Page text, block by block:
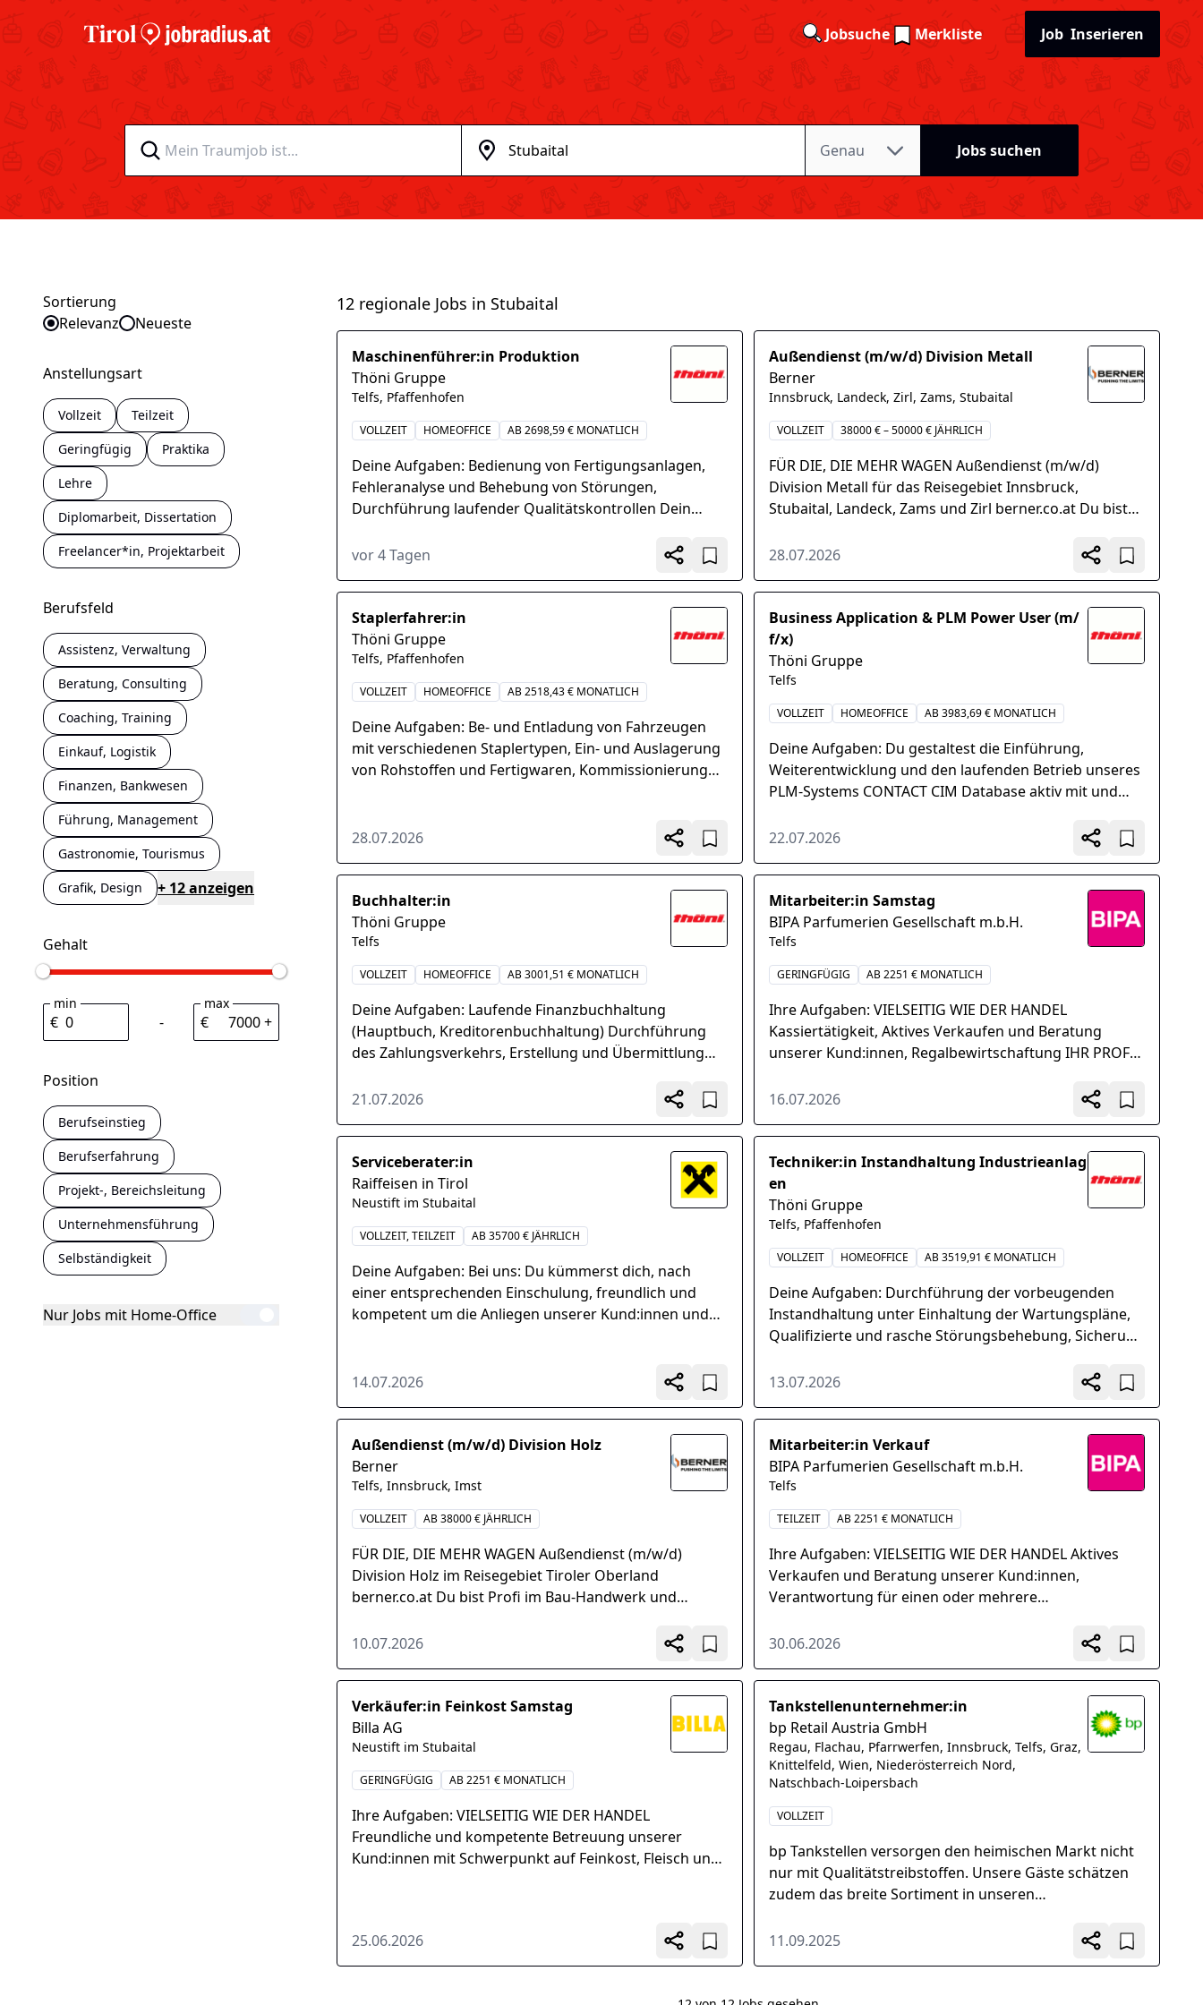
Jobsuche Merkliste Job Inserieren
Genau Jobs suchen
Sortierung
Sortieren nach
Relevanz Neueste
Anstellungsart
Vollzeit
Teilzeit
Geringfügig
Praktika
Lehre
Diplomarbeit, Dissertation
Freelancer*in, Projektarbeit
Berufsfeld
Assistenz, Verwaltung
Beratung, Consulting
Coaching, Training
Einkauf, Logistik
Finanzen, Bankwesen
Führung, Management
Gastronomie, Tourismus
Grafik, Design
+ 12 anzeigen
Gehalt
€
min
- € +
max
Position
Berufseinstieg
Berufserfahrung
Projekt-, Bereichsleitung
Unternehmensführung
Selbständigkeit
Nur Jobs mit Home-Office
12 regionale Jobs in Stubaital
Maschinenführer:in Produktion
Thöni Gruppe
Telfs, Pfaffenhofen
VOLLZEIT HOMEOFFICE AB 2698,59 € MONATLICH
Deine Aufgaben: Bedienung von Fertigungsanlagen,
Fehleranalyse und Behebung von Störungen,
Durchführung laufender Qualitätskontrollen Dein
Ausbildung: Maschinenbautechnik...
vor 4 Tagen
Außendienst (m/w/d) Division Metall
Berner
Innsbruck, Landeck, Zirl, Zams, Stubaital
VOLLZEIT 38000 € – 50000 € JÄHRLICH
FÜR DIE, DIE MEHR WAGEN Außendienst (m/w/d)
Division Metall für das Reisegebiet Innsbruck,
Stubaital, Landeck, Zams und Zirl berner.co.at Du bist
28.07.2026
Staplerfahrer:in
Thöni Gruppe
Telfs, Pfaffenhofen
VOLLZEIT HOMEOFFICE AB 2518,43 € MONATLICH
Deine Aufgaben: Be- und Entladung von Fahrzeugen
mit verschiedenen Staplertypen, Ein- und Auslagerung
von Rohstoffen und Fertigwaren, Kommissionierung
28.07.2026
Business Application & PLM Power User (m/
f/x)
Thöni Gruppe
Telfs
VOLLZEIT HOMEOFFICE AB 3983,69 € MONATLICH
Deine Aufgaben: Du gestaltest die Einführung,
Weiterentwicklung und den laufenden Betrieb unseres
PLM-Systems CONTACT CIM Database aktiv mit und
vernetzt Fachbereiche...
22.07.2026
Buchhalter:in
Thöni Gruppe
Telfs
VOLLZEIT HOMEOFFICE AB 3001,51 € MONATLICH
Deine Aufgaben: Laufende Finanzbuchhaltung
(Hauptbuch, Kreditorenbuchhaltung) Durchführung
des Zahlungsverkehrs, Erstellung und Übermittlung
etc.) Kontenabstimmung...
21.07.2026
Mitarbeiter:in Samstag
BIPA Parfumerien Gesellschaft m.b.H.
Telfs
GERINGFÜGIG AB 2251 € MONATLICH
Ihre Aufgaben: VIELSEITIG WIE DER HANDEL
Kassiertätigkeit, Aktives Verkaufen und Beratung
unserer Kund:innen, Regalbewirtschaftung IHR PROFIL
von Vorteil, Begeisterung...
16.07.2026
Serviceberater:in
Raiffeisen in Tirol
Neustift im Stubaital
VOLLZEIT, TEILZEIT AB 35700 € JÄHRLICH
Deine Aufgaben: Bei uns: Du kümmerst dich, nach
einer entsprechenden Einschulung, freundlich und
kompetent um die Anliegen unserer Kund:innen und
14.07.2026
Techniker:in Instandhaltung Industrieanlag
en
Thöni Gruppe
Telfs, Pfaffenhofen
VOLLZEIT HOMEOFFICE AB 3519,91 € MONATLICH
Deine Aufgaben: Durchführung der vorbeugenden
Instandhaltung unter Einhaltung der Wartungspläne,
Qualifizierte und rasche Störungsbehebung, Sicherung
laufend...
13.07.2026
Außendienst (m/w/d) Division Holz
Berner
Telfs, Innsbruck, Imst
VOLLZEIT AB 38000 € JÄHRLICH
FÜR DIE, DIE MEHR WAGEN Außendienst (m/w/d)
Division Holz im Reisegebiet Tiroler Oberland
berner.co.at Du bist Profi im Bau-Handwerk und
10.07.2026
Mitarbeiter:in Verkauf
BIPA Parfumerien Gesellschaft m.b.H.
Telfs
TEILZEIT AB 2251 € MONATLICH
Ihre Aufgaben: VIELSEITIG WIE DER HANDEL Aktives
Verkaufen und Beratung unserer Kund:innen,
Verantwortung für einen oder mehrere
Warenpräsentation und Regalbewirtschaftung...
30.06.2026
Verkäufer:in Feinkost Samstag
Billa AG
Neustift im Stubaital
GERINGFÜGIG AB 2251 € MONATLICH
Ihre Aufgaben: VIELSEITIG WIE DER HANDEL
Freundliche und kompetente Betreuung unserer
Kund:innen mit Schwerpunkt auf Feinkost, Fleisch und
25.06.2026
Tankstellenunternehmer:in
bp Retail Austria GmbH
Regau, Flachau, Pfarrwerfen, Innsbruck, Telfs, Graz,
Knittelfeld, Wien, Niederösterreich Nord,
Natschbach-Loipersbach
VOLLZEIT
bp Tankstellen versorgen den heimischen Markt nicht
nur mit Qualitätstreibstoffen. Unsere Gäste schätzen
zudem das breite Sortiment in unseren
11.09.2025